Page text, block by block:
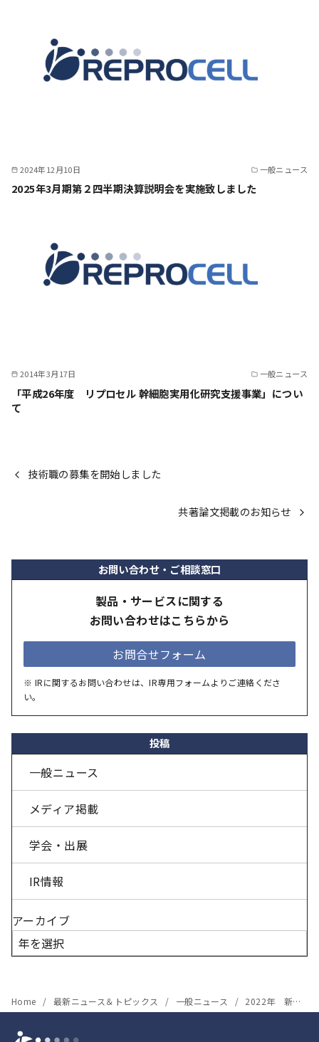
2024年12月10日 一般ニュース
2025年3月期第２四半期決算説明会を実施致しました
2014年3月17日 一般ニュース
「平成26年度 リプロセル 幹細胞実用化研究支援事業」につい
て
技術職の募集を開始しました
共著論文掲載のお知らせ
お問い合わせ・ご相談窓口
製品・サービスに関する
お問い合わせはこちらから
お問合せフォーム
※ IRに関するお問い合わせは、IR専用フォームよりご連絡くださ
い。
投稿
一般ニュース
メディア掲載
学会・出展
IR情報
アーカイブ
Home 最新ニュース＆トピックス 一般ニュース 2022年 新年のご挨拶